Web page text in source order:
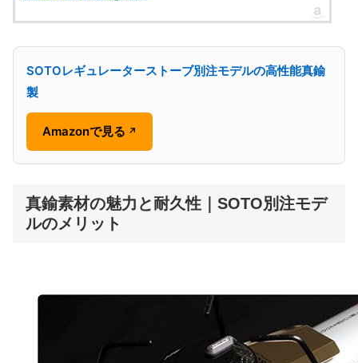
SOTOレギュレーターストーブ別注モデルの高性能真鍮
製
Amazonで見る ↗
真鍮素材の魅力と耐久性｜SOTO別注モデ
ルのメリット